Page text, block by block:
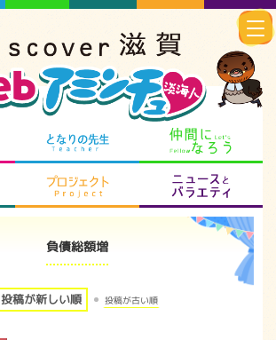
知られざる滋賀 となりの先生
まるまる地元ネタ プロジェクト
負債総額増
投稿が新しい順 投稿が古い順